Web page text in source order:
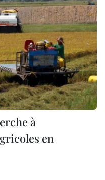
à
en